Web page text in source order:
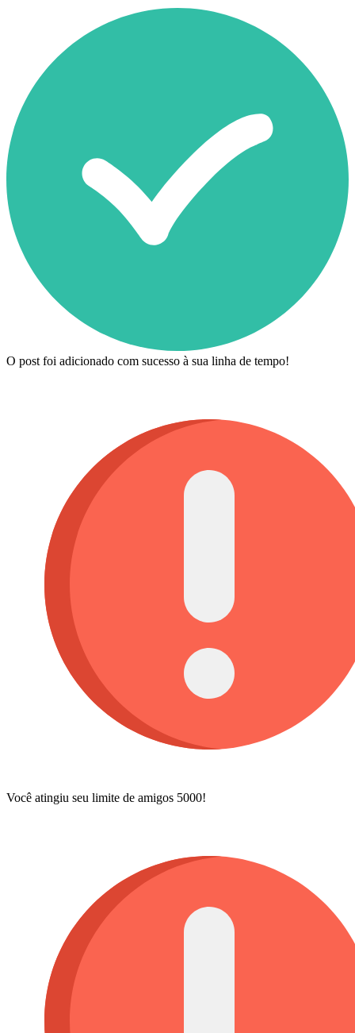
O post foi adicionado com sucesso à sua linha de tempo!
Você atingiu seu limite de amigos 5000!